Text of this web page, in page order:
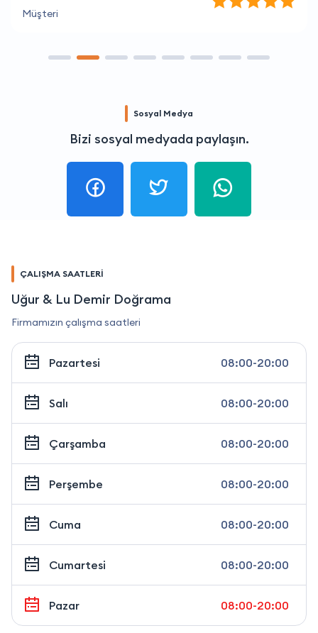
Müşteri
Sosyal Medya
Bizi sosyal medyada paylaşın.
ÇALIŞMA SAATLERİ
Uğur & Lu Demir Doğrama
Firmamızın çalışma saatleri
Pazartesi 08:00-20:00
Salı 08:00-20:00
Çarşamba 08:00-20:00
Perşembe 08:00-20:00
Cuma 08:00-20:00
Cumartesi 08:00-20:00
Pazar 08:00-20:00